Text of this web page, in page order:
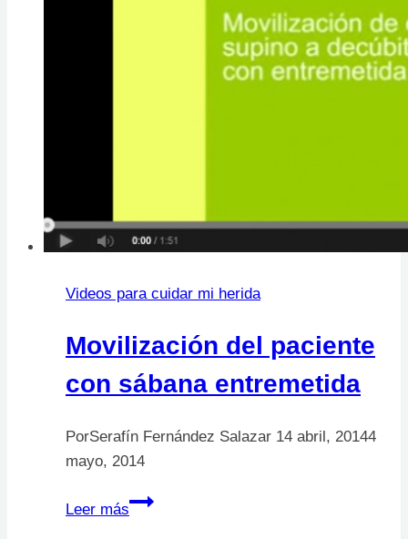
Videos para cuidar mi herida
Movilización del paciente
con sábana entremetida
PorSerafín Fernández Salazar 14 abril, 20144
mayo, 2014
Leer más
Movilización